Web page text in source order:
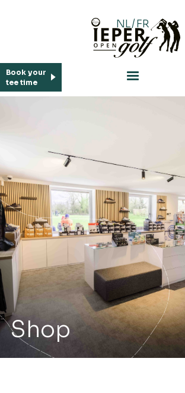
NL/FR
Shop
Book your
tee time